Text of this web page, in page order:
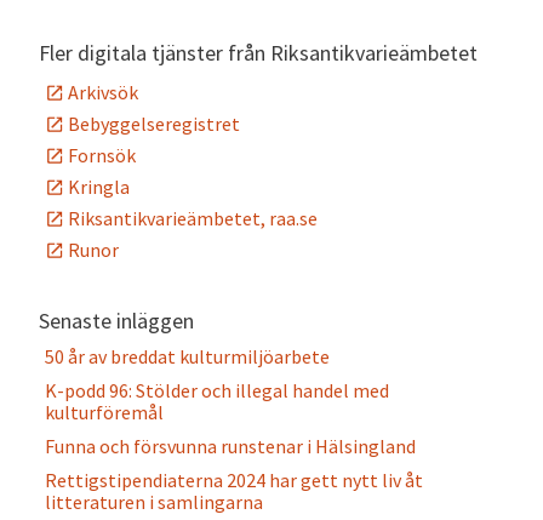
Fler digitala tjänster från Riksantikvarieämbetet
Arkivsök
Bebyggelseregistret
Fornsök
Kringla
Riksantikvarieämbetet, raa.se
Runor
Senaste inläggen
50 år av breddat kulturmiljöarbete
K-podd 96: Stölder och illegal handel med
kulturföremål
Funna och försvunna runstenar i Hälsingland
Rettigstipendiaterna 2024 har gett nytt liv åt
litteraturen i samlingarna